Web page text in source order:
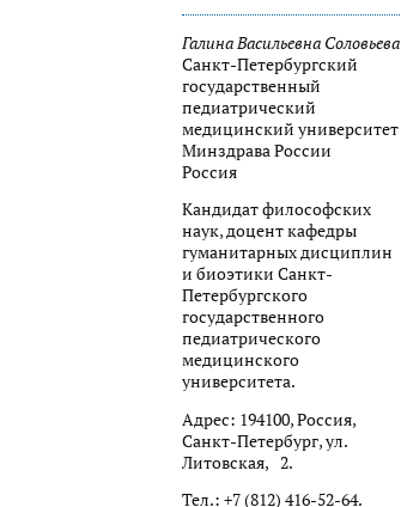
Галина Васильевна Соловьева
Санкт-Петербургский
государственный
педиатрический
медицинский университет
Минздрава России
Россия
Кандидат философских
наук, доцент кафедры
гуманитарных дисциплин
и биоэтики Санкт-
Петербургского
государственного
педиатрического
медицинского
университета.
Адрес: 194100, Россия,
Санкт-Петербург, ул.
Литовская, 2.
Тел.: +7 (812) 416-52-64.